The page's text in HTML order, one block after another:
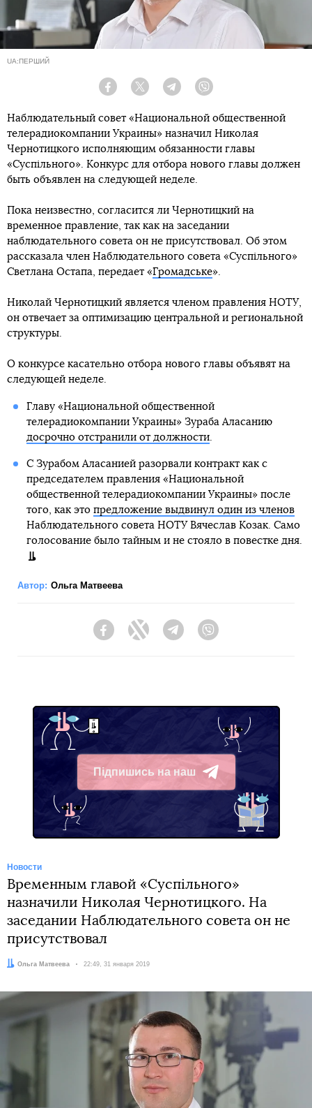
UA:ПЕРШИЙ
Facebook Twitter Telegram
Наблюдательный совет «Национальной общественной
телерадиокомпании Украины» назначил Николая
Чернотицкого исполняющим обязанности главы
«Суспільного». Конкурс для отбора нового главы должен
быть объявлен на следующей неделе.
Пока неизвестно, согласится ли Чернотицкий на
временное правление, так как на заседании
наблюдательного совета он не присутствовал. Об этом
рассказала член Наблюдательного совета «Суспільного»
Светлана Остапа, передает «Громадське».
Николай Чернотицкий является членом правления НОТУ,
он отвечает за оптимизацию центральной и региональной
структуры.
О конкурсе касательно отбора нового главы объявят на
следующей неделе.
Главу «Национальной общественной
телерадиокомпании Украины» Зураба Аласанию
досрочно отстранили от должности.
С Зурабом Аласанией разорвали контракт как с
председателем правления «Национальной
общественной телерадиокомпании Украины» после
того, как это предложение выдвинул один из членов
Наблюдательного совета НОТУ Вячеслав Козак. Само
голосование было тайным и не стояло в повестке дня.
Автор: Ольга Матвеева
FacebookTwitter Telegram
Підпишись на наш
Telegram
Новости
Временным главой «Суспільного»
назначили Николая Чернотицкого. На
заседании Наблюдательного совета он не
присутствовал
Автор:
Ольга Матвеева Дата:
22:49, 31 января 2019